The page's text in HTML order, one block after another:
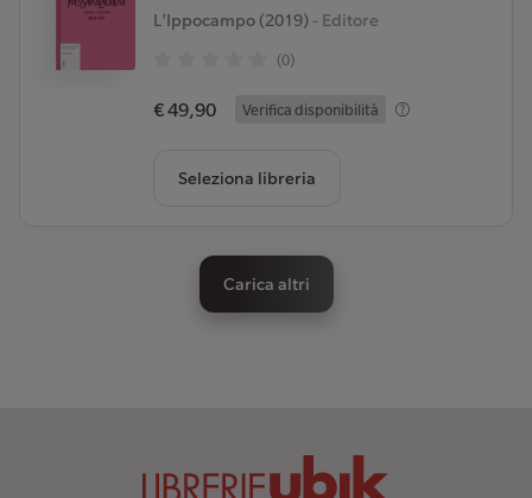
L'Ippocampo (2019)- Editore
(0)
€ 49,90 Verifica disponibilità
Seleziona libreria
Carica altri